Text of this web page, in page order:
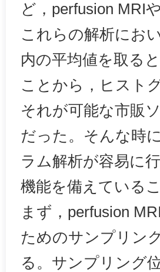
ど，perfusion MRI
これらの解析にお
内の平均値を取る
ことから，ヒスト
それが可能な市販
だった。そんな時
ラム解析が容易に
機能を備えている
まず，perfusion
ためのサンプリン
る。サンプリング